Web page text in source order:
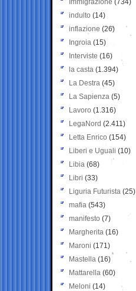
Immigrazione (734)
indulto (14)
inflazione (26)
Ingroia (15)
Interviste (16)
la casta (1.394)
La Destra (45)
La Sapienza (5)
Lavoro (1.316)
LegaNord (2.411)
Letta Enrico (154)
Liberi e Uguali (10)
Libia (68)
Libri (33)
Liguria Futurista (25)
mafia (543)
manifesto (7)
Margherita (16)
Maroni (171)
Mastella (16)
Mattarella (60)
Meloni (14)